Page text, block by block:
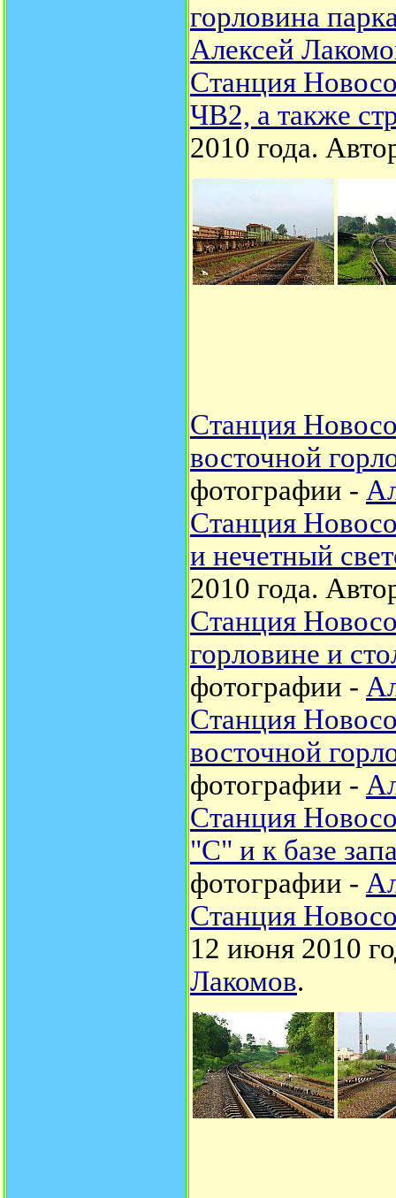
горловина
Алексей
Станция
ЧВ2, а также
2010 года.
Станция
восточной
фотографии -
Станция
и нечетный
2010 года.
Станция
горловине и
фотографии -
Станция
восточной
фотографии -
Станция
"С" и к базе
фотографии -
Станция
12 июня 2010
Лакомов.